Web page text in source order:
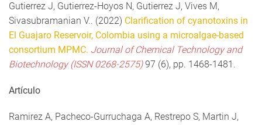
Gutierrez J, Gutierrez-Hoyos N, Gutierrez J, Vives M,
Sivasubramanian V.. (2022) Clarification of cyanotoxins in
El Guajaro Reservoir, Colombia using a microalgae-based
consortium MPMC. Journal of Chemical Technology and
Biotechnology (ISSN 0268-2575)97 (6), pp. 1468-1481.
Artículo
Ramirez A, Pacheco-Gurruchaga A, Restrepo S, Martin J,